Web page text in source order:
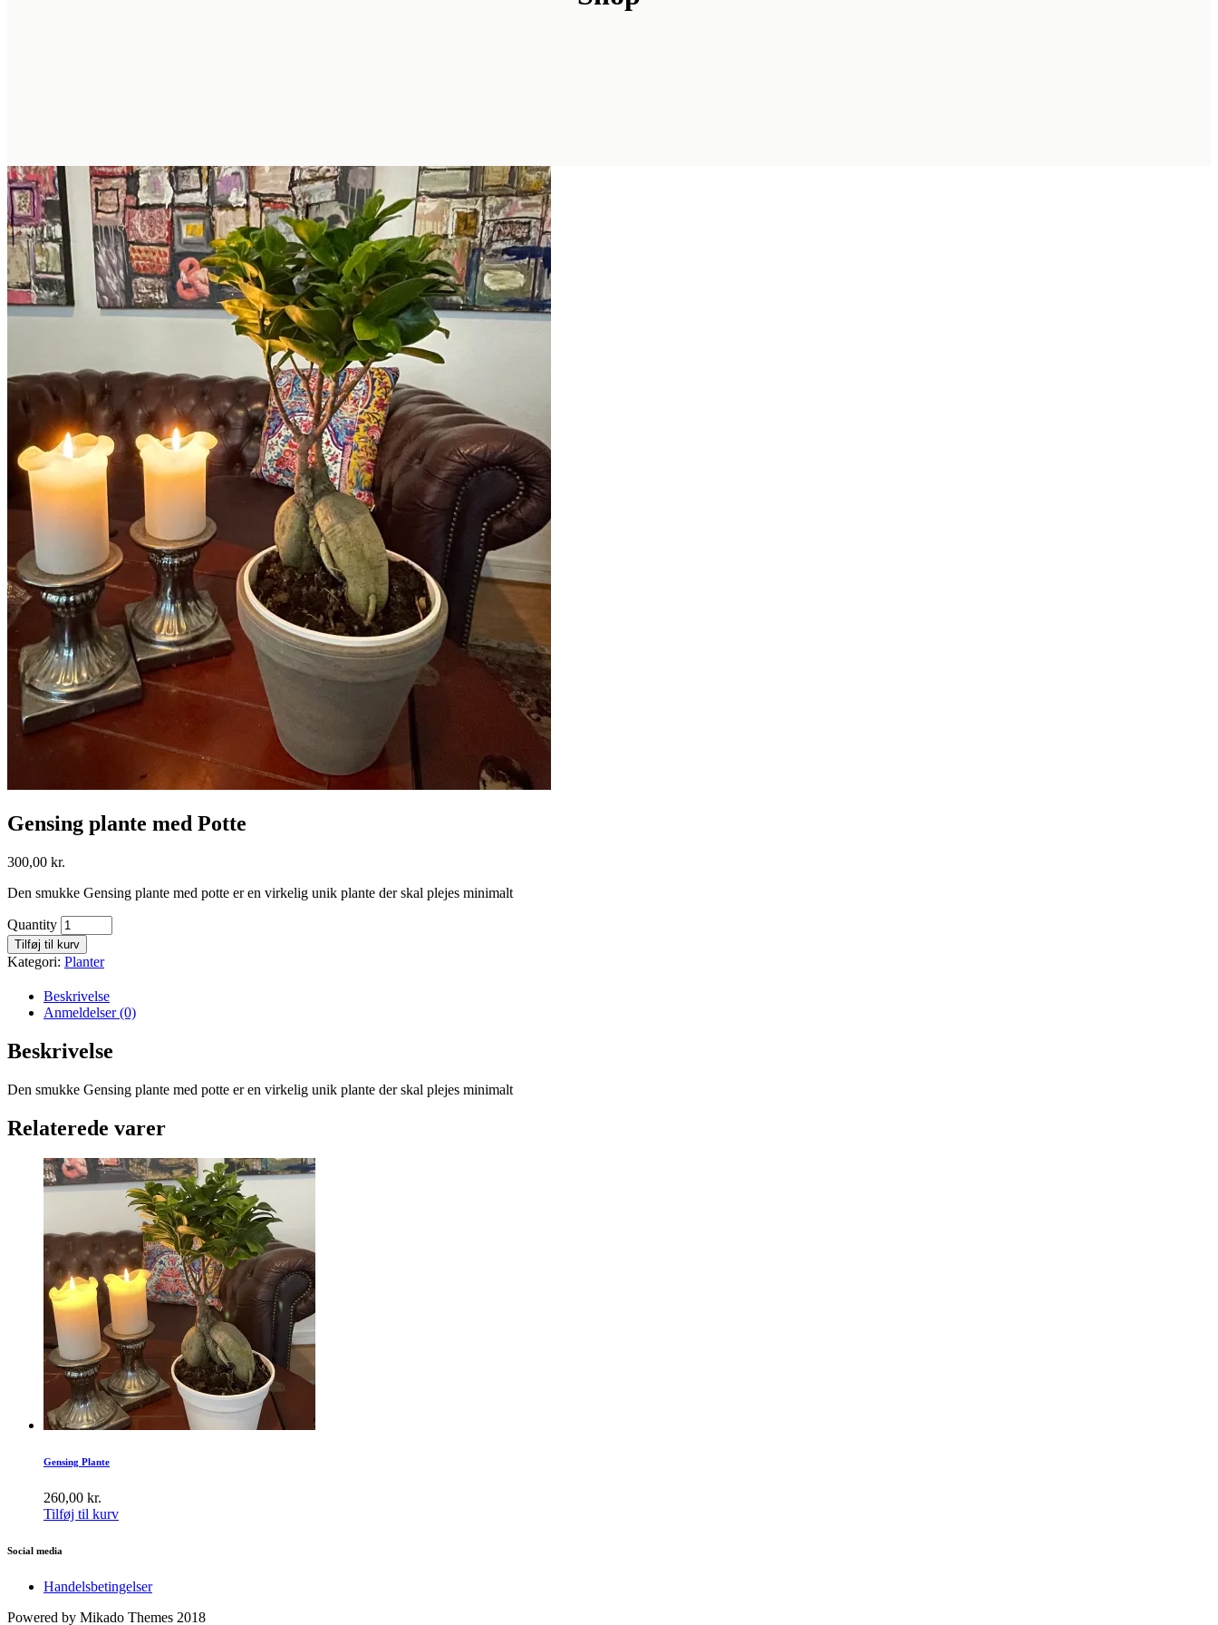
Gensing plante med Potte
300,00 kr.
Den smukke Gensing plante med potte er en virkelig unik plante der skal plejes minimalt
Quantity
Tilføj til kurv
Kategori: Planter
Beskrivelse
Anmeldelser (0)
Beskrivelse
Den smukke Gensing plante med potte er en virkelig unik plante der skal plejes minimalt
Relaterede varer
Gensing Plante
260,00 kr.
Tilføj til kurv
Social media
Handelsbetingelser
Powered by Mikado Themes 2018